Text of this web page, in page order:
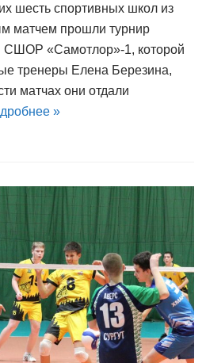
шесть спортивных школ из
матчем прошли турнир
СШОР «Самотлор»-1, которой
тренеры Елена Березина,
матчах они отдали
»